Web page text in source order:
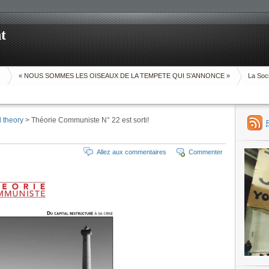
« NOUS SOMMES LES OISEAUX DE LA TEMPETE QUI S’ANNONCE » La
theory > Théorie Communiste N° 22 est sorti!
Commenter
Allez aux commentaires